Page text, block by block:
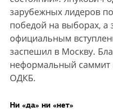
зарубежных лидеров
победой на выборах, а
официальным
заспешил в Москву.
неформальный саммит
ОДКБ.
Ни «да» ни «нет»